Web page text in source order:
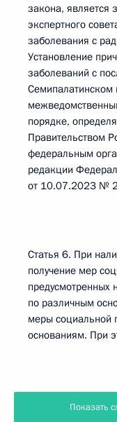
закона, является
экспертного
заболевания с
Установление
заболеваний с
Семипалатинском
порядке,
Правительством
федеральным
редакции
от 10.07.2023 №
Статья 6. При
получение мер
по различным
меры
основаниям. При
Показать